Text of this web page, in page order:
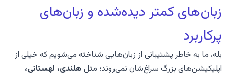
زبان‌های کمتر دیده‌شده و زبان‌های
پرکاربرد
بله، ما به خاطر پشتیبانی از زبان‌هایی شناخته می‌شویم که خیلی از
اپلیکیشن‌های بزرگ سراغ‌شان نمی‌روند؛ مثل هلندی، لهستانی،